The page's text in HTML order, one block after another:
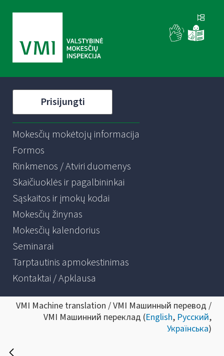
Prisijungti
Mokesčių mokėtojų informacija
Formos
Rinkmenos / Atviri duomenys
Skaičiuoklės ir pagalbininkai
Sąskaitos ir įmokų kodai
Mokesčių žinynas
Mokesčių kalendorius
Seminarai
Tarptautinis apmokestinimas
Kontaktai / Apklausa
VMI Machine translation / VMI Машинный перевод /
VMI Машинний переклад (English, Русский,
Українська)